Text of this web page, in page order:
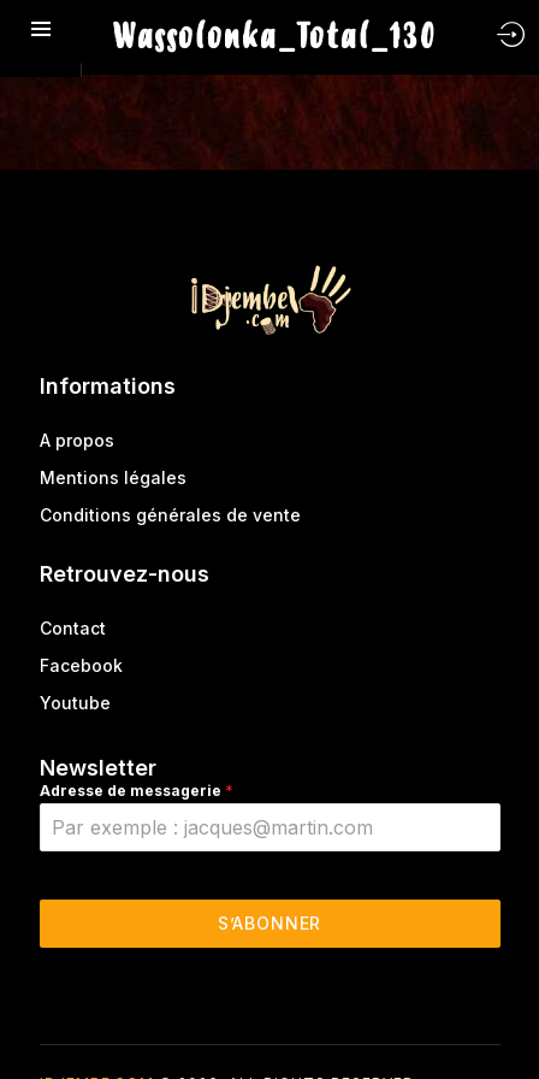
Wassolonka_Total_130
Informations
A propos
Mentions légales
Conditions générales de vente
Retrouvez-nous
Contact
Facebook
Youtube
Newsletter
Adresse de messagerie *
S’ABONNER